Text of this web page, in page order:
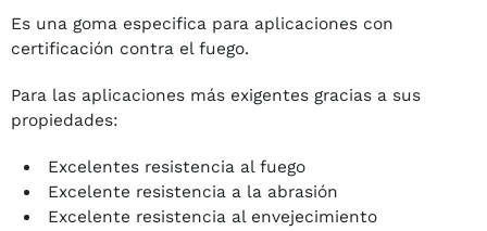
Es una goma especifica para aplicaciones con
certificación contra el fuego.
Para las aplicaciones más exigentes gracias a sus
propiedades:
Excelentes resistencia al fuego
Excelente resistencia a la abrasión
Excelente resistencia al envejecimiento